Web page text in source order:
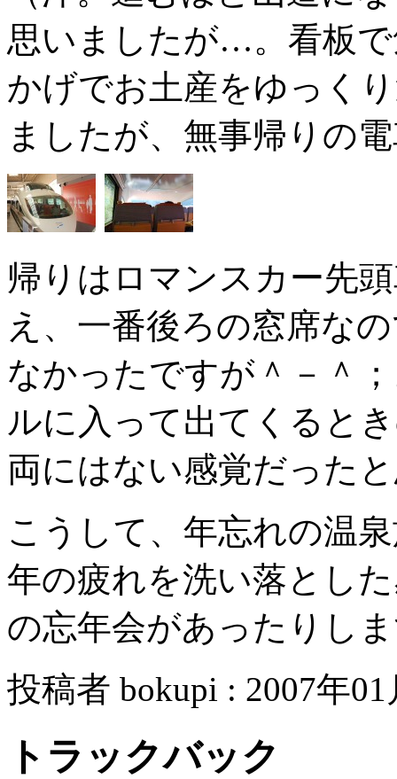
思いましたが…。看板
かげでお土産をゆっく
ましたが、無事帰りの
帰りはロマンスカー先
え、一番後ろの窓席な
なかったですが＾－＾
ルに入って出てくると
両にはない感覚だった
こうして、年忘れの温
年の疲れを洗い落とし
の忘年会があったりし
投稿者 bokupi : 2007年01
トラックバック